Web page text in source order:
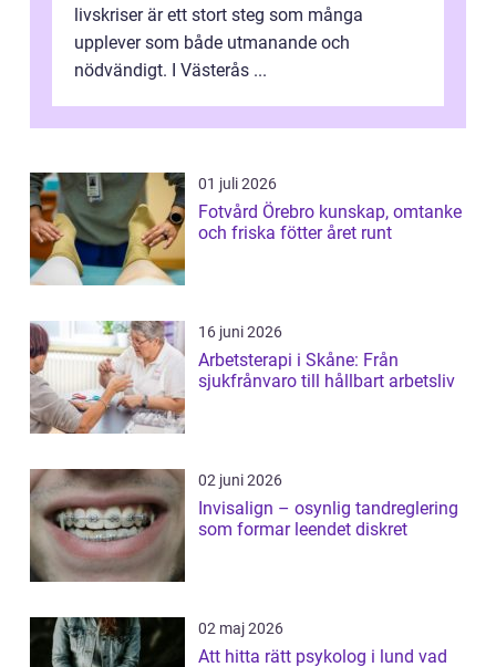
livskriser är ett stort steg som många
upplever som både utmanande och
nödvändigt. I Västerås ...
01 juli 2026
Fotvård Örebro kunskap, omtanke
och friska fötter året runt
16 juni 2026
Arbetsterapi i Skåne: Från
sjukfrånvaro till hållbart arbetsliv
02 juni 2026
Invisalign – osynlig tandreglering
som formar leendet diskret
02 maj 2026
Att hitta rätt psykolog i lund vad